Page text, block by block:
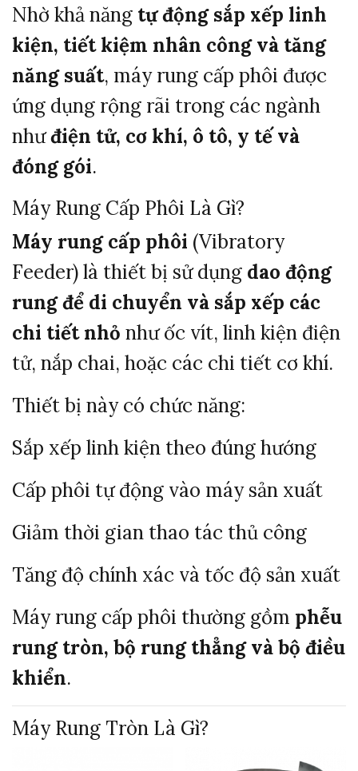
Nhờ khảnăng tựđộngsắp xếp linh
kiện, tiếtkiệm nhân côngvà tăng
năngsuất, máyrung cấp phôi được
ứng dụng rộng rãi trong các ngành
nhưđiện tử, cơ khí, ô tô, y tếvà
đónggói.
MáyRung Cấp Phôi Là Gì?
Máy rungcấp phôi (Vibratory
Feeder)là thiếtbị sửdụng dao động
rungđể di chuyển và sắp xếp các
chi tiếtnhỏ nhưốc vít, linhkiện điện
tử, nắp chai, hoặc các chi tiết cơ khí.
Thiếtbị nàycó chức năng:
Sắp xếp linhkiện theo đúnghướng
Cấp phôi tựđộng vào máysản xuất
Giảm thời gian thao tác thủ công
Tăng độ chính xác và tốc độ sản xuất
Máyrung cấp phôi thường gồm phễu
rungtròn, bộ rungthẳngvàbộ điều
khiển.
MáyRung Tròn Là Gì?